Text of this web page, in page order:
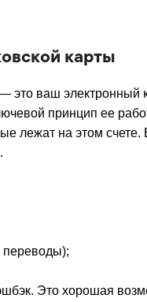
карты
— это ваш электронный
принцип ее
лежат на этом
переводы);
Это хорошая